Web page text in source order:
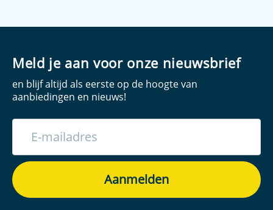
Meld je aan voor onze nieuwsbrief
en blijf altijd als eerste op de hoogte van
aanbiedingen en nieuws!